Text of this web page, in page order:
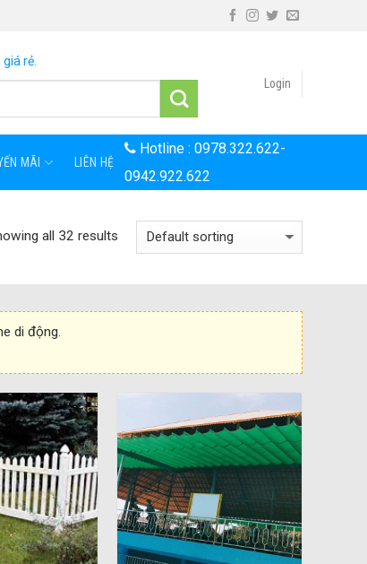
rẻ.
Login
MÃI LIÊN HỆ
Hotline :0978.322.622-
0942.922.622
all 32 results
di động.